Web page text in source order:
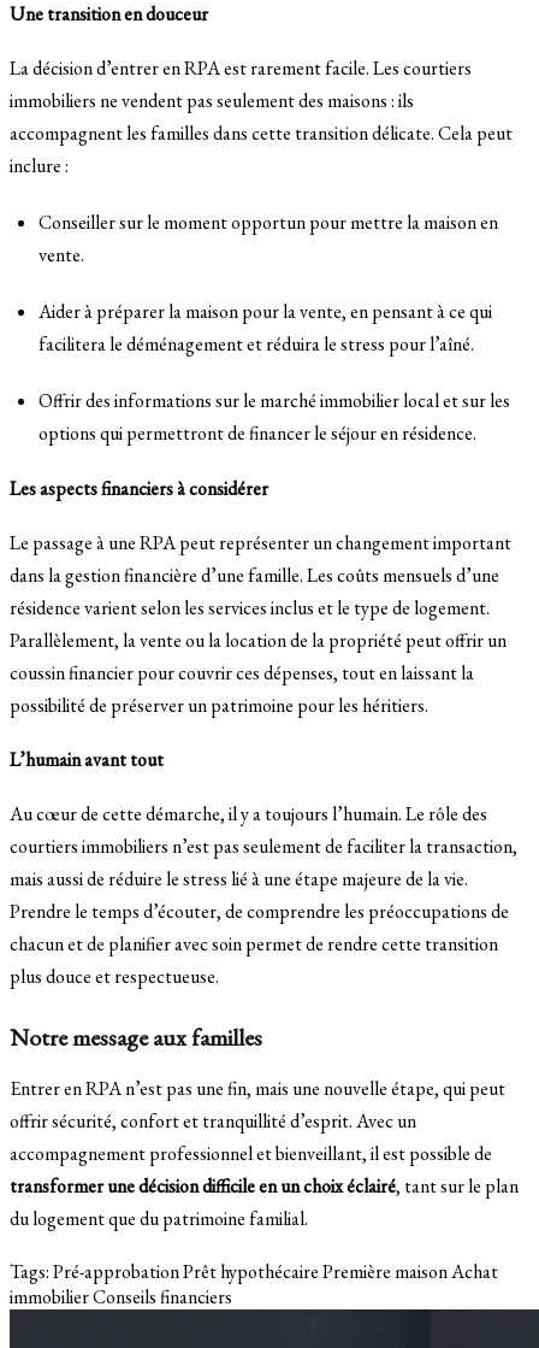
Une transition en douceur
La décision d’entrer en RPA est rarement facile. Les courtiers
immobiliers ne vendent pas seulement des maisons : ils
accompagnent les familles dans cette transition délicate. Cela peut
inclure :
Conseiller sur le moment opportun pour mettre la maison en
vente.
Aider à préparer la maison pour la vente, en pensant à ce qui
facilitera le déménagement et réduira le stress pour l’aîné.
Offrir des informations sur le marché immobilier local et sur les
options qui permettront de financer le séjour en résidence.
Les aspects financiers à considérer
Le passage à une RPA peut représenter un changement important
dans la gestion financière d’une famille. Les coûts mensuels d’une
résidence varient selon les services inclus et le type de logement.
Parallèlement, la vente ou la location de la propriété peut offrir un
coussin financier pour couvrir ces dépenses, tout en laissant la
possibilité de préserver un patrimoine pour les héritiers.
L’humain avant tout
Au cœur de cette démarche, il y a toujours l’humain. Le rôle des
courtiers immobiliers n’est pas seulement de faciliter la transaction,
mais aussi de réduire le stress lié à une étape majeure de la vie.
Prendre le temps d’écouter, de comprendre les préoccupations de
chacun et de planifier avec soin permet de rendre cette transition
plus douce et respectueuse.
Notre message aux familles
Entrer en RPA n’est pas une fin, mais une nouvelle étape, qui peut
offrir sécurité, confort et tranquillité d’esprit. Avec un
accompagnement professionnel et bienveillant, il est possible de
transformer une décision difficile en un choix éclairé, tant sur le plan
du logement que du patrimoine familial.
Tags:Pré-approbationPrêt hypothécairePremière maisonAchat
immobilierConseils financiers